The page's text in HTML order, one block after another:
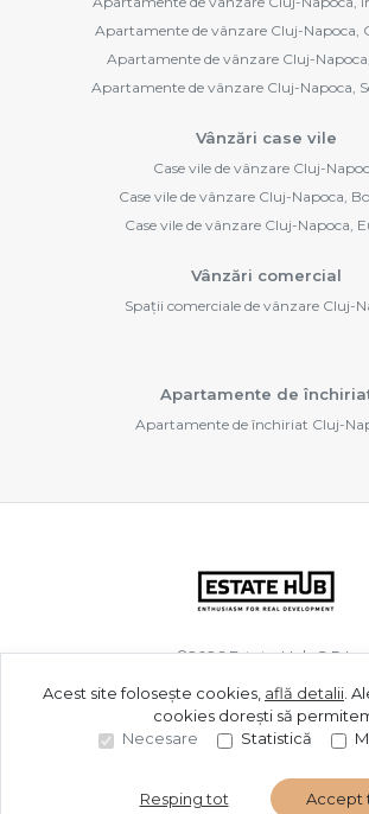
Sună acum Solicită
Apartamente de vânzare Cluj-Napoca,
Apartamente de vânzare Cluj-
Apartamente de vânzare Cluj-Napoca,
Vânzări case vile
Case vile de vânzare Cluj-
Case vile de vânzare Cluj-Napoca,
Case vile de vânzare Cluj-Napoca,
Vânzări comercial
Spații comerciale de vânzare Cluj-
Apartamente de
Apartamente de închiriat Cluj-
©2026Estate Hub S.R.L.
Site creat în
Acest site folosește cookies, află detalii
cookies dorești să
Necesare
Statistică
Resping tot Accept